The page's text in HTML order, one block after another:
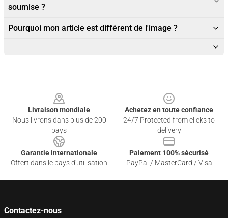
soumise ?
Pourquoi mon article est différent de l'image ?
Livraison mondiale
Nous livrons dans plus de 200
pays
Achetez en toute confiance
24/7 Protected from clicks to
delivery
Garantie internationale
Offert dans le pays d'utilisation
Paiement 100% sécurisé
PayPal / MasterCard / Visa
Contactez-nous